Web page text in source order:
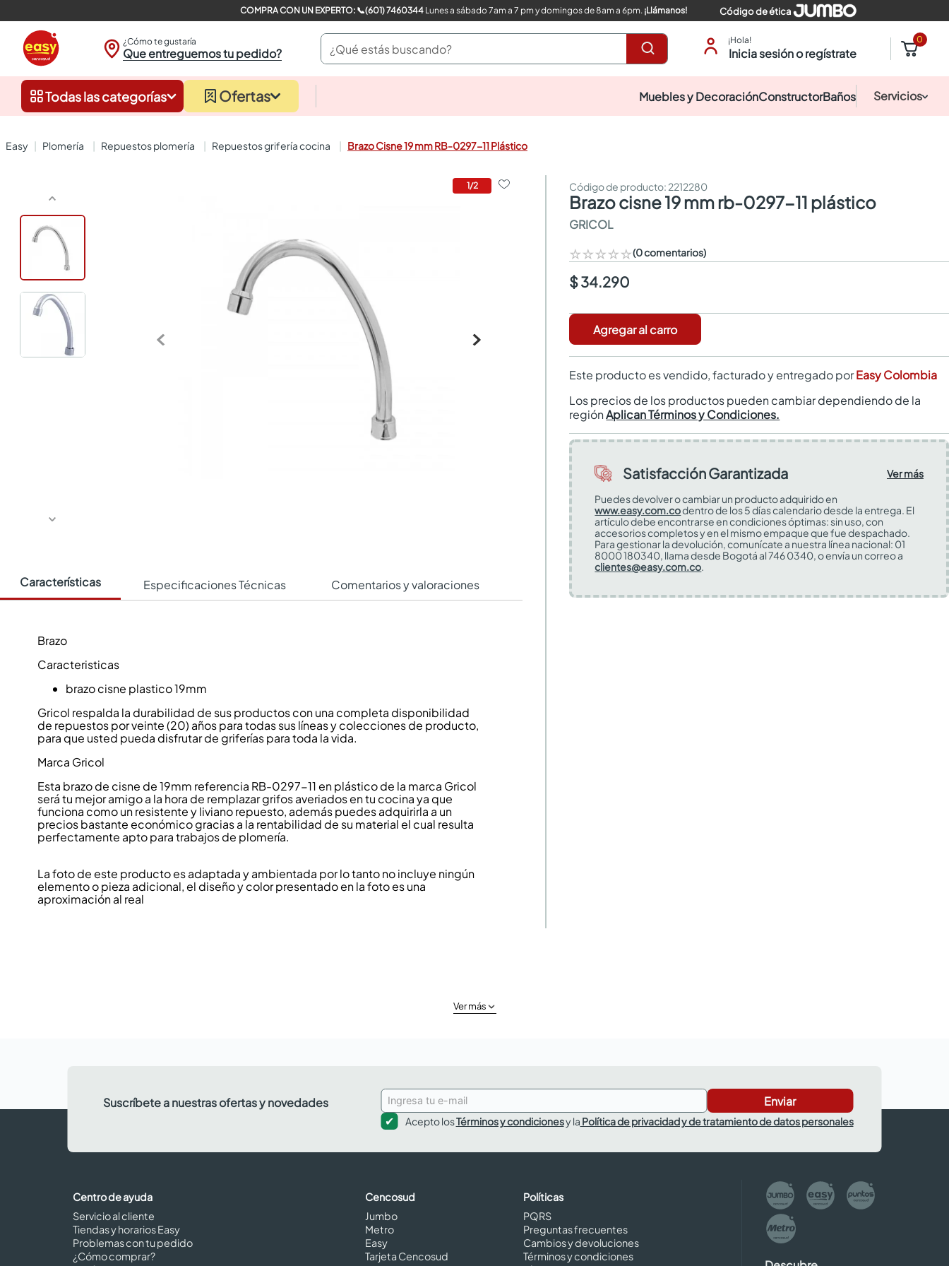
COMPRA CON UN EXPERTO: 📞(601) 7460344Lunes a sábado 7am a 7 pm y domingos de 8am a 6pm. ¡Llámanos! Código de ética
¿Cómo te gustaría
Que entreguemos tu pedido?
¿Qué estás buscando? ¡Hola!
Inicia sesión o regístrate
0
Todas las categorías Ofertas Muebles y DecoraciónConstructorBaños Servicios
plomería repuestos plomería repuestos grifería cocina Brazo Cisne 19 mm RB-0297-11 Plástico
1/2
Características Especificaciones Técnicas Comentarios y valoraciones
Brazo
Caracteristicas
brazo cisne plastico 19mm
Gricol respalda la durabilidad de sus productos con una completa disponibilidad
de repuestos por veinte (20) años para todas sus líneas y colecciones de producto,
para que usted pueda disfrutar de griferías para toda la vida.
Marca Gricol
Esta brazo de cisne de 19mm referencia RB-0297-11 en plástico de la marca Gricol
será tu mejor amigo a la hora de remplazar grifos averiados en tu cocina ya que
funciona como un resistente y liviano repuesto, además puedes adquirirla a un
precios bastante económico gracias a la rentabilidad de su material el cual resulta
perfectamente apto para trabajos de plomería.
La foto de este producto es adaptada y ambientada por lo tanto no incluye ningún
elemento o pieza adicional, el diseño y color presentado en la foto es una
aproximación al real
: 2212280
brazo cisne 19 mm rb-0297-11 plástico
GRICOL
☆☆☆☆☆(0 comentarios)
$ 34.290
Agregar al carro
Este producto es vendido, facturado y entregado porEasy Colombia
Los precios de los productos pueden cambiar dependiendo de la
regiónAplican Términos y Condiciones.
Satisfacción Garantizada
Ver más
Puedes devolver o cambiar un producto adquirido en
www.easy.com.codentro de los 5 días calendario desde la entrega. El
artículo debe encontrarse en condiciones óptimas: sin uso, con
accesorios completos y en el mismo empaque que fue despachado.
Para gestionar la devolución, comunícate a nuestra línea nacional: 01
8000 180340, llama desde Bogotá al 746 0340, o envía un correo a
clientes@easy.com.co.
Ver más
Suscríbete a nuestras ofertas y novedades Enviar
Acepto losTérminos y condicionesy la Política de privacidad y de tratamiento de datos personales
Centro de ayuda
Servicio al cliente
Tiendas y horarios Easy
Problemas con tu pedido
¿Cómo comprar?
Cencosud
Jumbo
Metro
Easy
Tarjeta Cencosud
Políticas
PQRS
Preguntas frecuentes
Cambios y devoluciones
Términos y condiciones
closet
sanitarios